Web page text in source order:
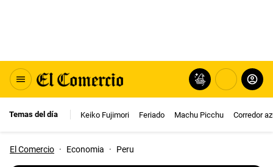
Temas del día Keiko Fujimori Feriado Machu Picchu Corredor
El Comercio · Economia · Peru